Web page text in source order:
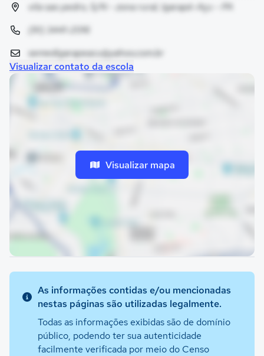
vila sao pedro, S/N - zona rural, Igarapé-Açu - PA
(91) 3441-2016
semedigarapeacu@yahoo.com.br
Visualizar contato da escola
Visualizar mapa
As informações contidas e/ou mencionadas
nestas páginas são utilizadas legalmente.
Todas as informações exibidas são de domínio
público, podendo ter sua autenticidade
facilmente verificada por meio do Censo